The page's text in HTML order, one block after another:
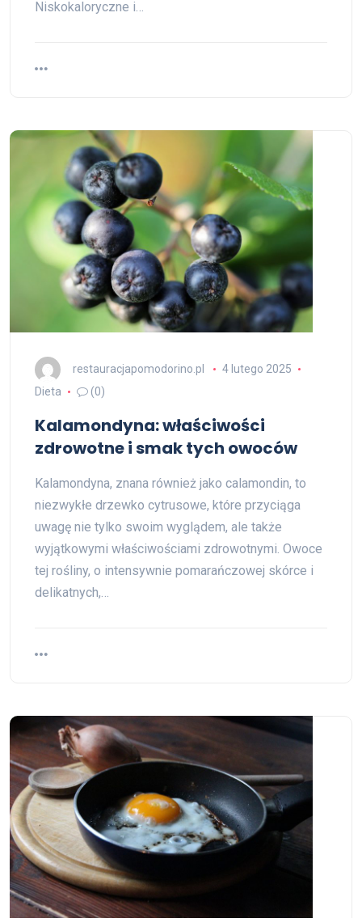
Niskokaloryczne i…
restauracjapomodorino.pl
4 lutego 2025
Dieta
(0)
Kalamondyna: właściwości
zdrowotne i smak tych owoców
Kalamondyna, znana również jako calamondin, to
niezwykłe drzewko cytrusowe, które przyciąga
uwagę nie tylko swoim wyglądem, ale także
wyjątkowymi właściwościami zdrowotnymi. Owoce
tej rośliny, o intensywnie pomarańczowej skórce i
delikatnych,…